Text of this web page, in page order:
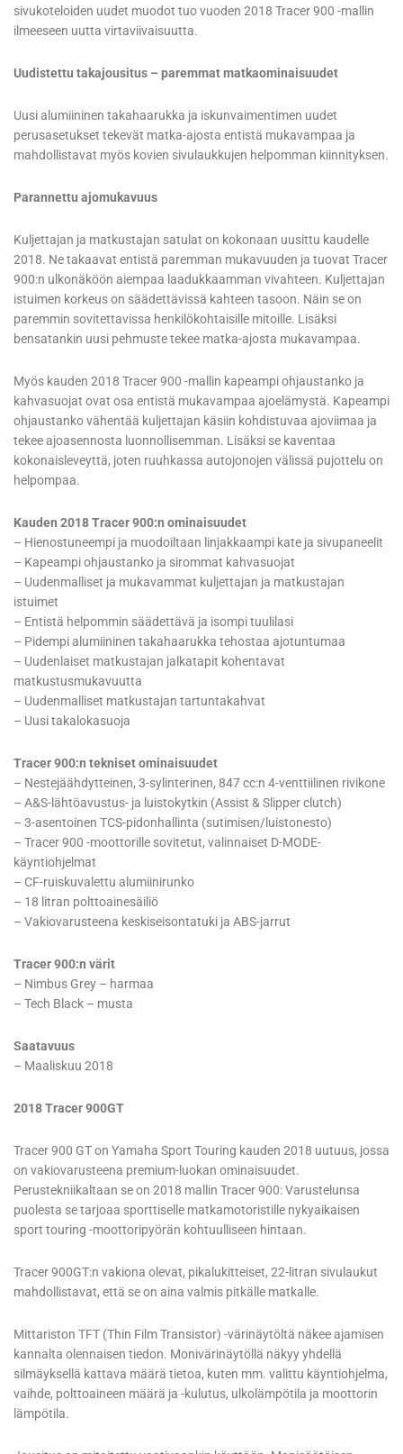
sivukoteloiden uudet muodot tuo vuoden 2018 Tracer 900 -mallin
ilmeeseen uutta virtaviivaisuutta.
Uudistettu takajousitus – paremmat matkaominaisuudet
Uusi alumiininen takahaarukka ja iskunvaimentimen uudet
perusasetukset tekevät matka-ajosta entistä mukavampaa ja
mahdollistavat myös kovien sivulaukkujen helpomman kiinnityksen.
Parannettu ajomukavuus
Kuljettajan ja matkustajan satulat on kokonaan uusittu kaudelle
2018. Ne takaavat entistä paremman mukavuuden ja tuovat Tracer
900:n ulkonäköön aiempaa laadukkaamman vivahteen. Kuljettajan
istuimen korkeus on säädettävissä kahteen tasoon. Näin se on
paremmin sovitettavissa henkilökohtaisille mitoille. Lisäksi
bensatankin uusi pehmuste tekee matka-ajosta mukavampaa.
Myös kauden 2018 Tracer 900 -mallin kapeampi ohjaustanko ja
kahvasuojat ovat osa entistä mukavampaa ajoelämystä. Kapeampi
ohjaustanko vähentää kuljettajan käsiin kohdistuvaa ajoviimaa ja
tekee ajoasennosta luonnollisemman. Lisäksi se kaventaa
kokonaisleveyttä, joten ruuhkassa autojonojen välissä pujottelu on
helpompaa.
Kauden 2018 Tracer 900:n ominaisuudet
– Hienostuneempi ja muodoiltaan linjakkaampi kate ja sivupaneelit
– Kapeampi ohjaustanko ja sirommat kahvasuojat
– Uudenmalliset ja mukavammat kuljettajan ja matkustajan
istuimet
– Entistä helpommin säädettävä ja isompi tuulilasi
– Pidempi alumiininen takahaarukka tehostaa ajotuntumaa
– Uudenlaiset matkustajan jalkatapit kohentavat
matkustusmukavuutta
– Uudenmalliset matkustajan tartuntakahvat
– Uusi takalokasuoja
Tracer 900:n tekniset ominaisuudet
– Nestejäähdytteinen, 3-sylinterinen, 847 cc:n 4-venttiilinen rivikone
– A&S-lähtöavustus- ja luistokytkin (Assist & Slipper clutch)
– 3-asentoinen TCS-pidonhallinta (sutimisen/luistonesto)
– Tracer 900 -moottorille sovitetut, valinnaiset D-MODE-
käyntiohjelmat
– CF-ruiskuvalettu alumiinirunko
– 18 litran polttoainesäiliö
– Vakiovarusteena keskiseisontatuki ja ABS-jarrut
Tracer 900:n värit
– Nimbus Grey – harmaa
– Tech Black – musta
Saatavuus
– Maaliskuu 2018
2018 Tracer 900GT
Tracer 900 GT on Yamaha Sport Touring kauden 2018 uutuus, jossa
on vakiovarusteena premium-luokan ominaisuudet.
Perustekniikaltaan se on 2018 mallin Tracer 900: Varustelunsa
puolesta se tarjoaa sporttiselle matkamotoristille nykyaikaisen
sport touring -moottoripyörän kohtuulliseen hintaan.
Tracer 900GT:n vakiona olevat, pikalukitteiset, 22-litran sivulaukut
mahdollistavat, että se on aina valmis pitkälle matkalle.
Mittariston TFT (Thin Film Transistor) -värinäytöltä näkee ajamisen
kannalta olennaisen tiedon. Monivärinäytöllä näkyy yhdellä
silmäyksellä kattava määrä tietoa, kuten mm. valittu käyntiohjelma,
vaihde, polttoaineen määrä ja -kulutus, ulkolämpötila ja moottorin
lämpötila.